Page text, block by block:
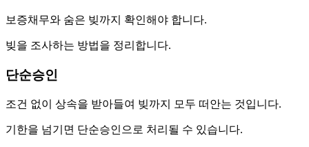
보증채무와 숨은 빚까지 확인해야 합니다.
빚을 조사하는 방법을 정리합니다.
단순승인
조건 없이 상속을 받아들여 빚까지 모두 떠안는 것입니다.
기한을 넘기면 단순승인으로 처리될 수 있습니다.